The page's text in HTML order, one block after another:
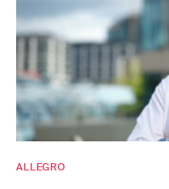
ALLEGRO